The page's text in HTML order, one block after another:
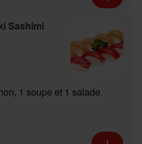
Sashimi
1 soupe et 1 salade.